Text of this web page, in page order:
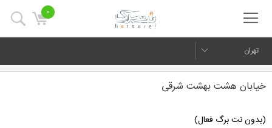
0
تهران
خیابان هشت بهشت شرقی
(بدون نت برگ فعال)